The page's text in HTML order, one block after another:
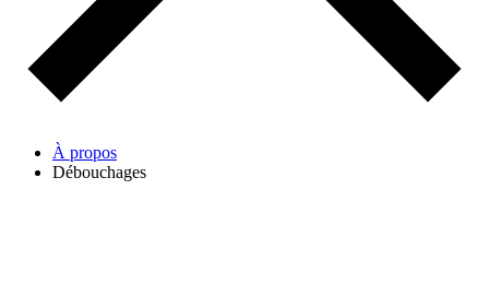
À propos
Débouchages